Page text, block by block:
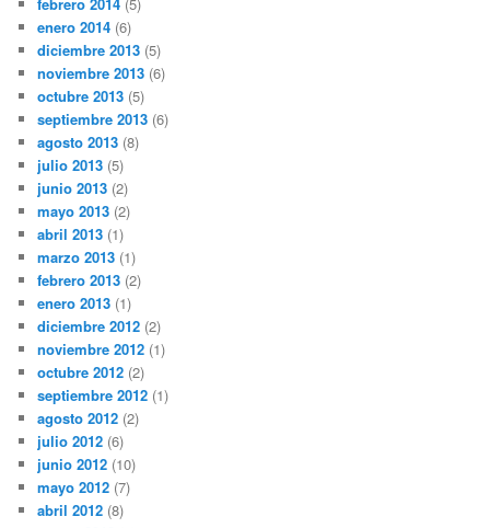
enero 2014 (6)
diciembre 2013 (5)
noviembre 2013 (6)
octubre 2013 (5)
septiembre 2013 (6)
agosto 2013 (8)
julio 2013 (5)
junio 2013 (2)
mayo 2013 (2)
abril 2013 (1)
marzo 2013 (1)
febrero 2013 (2)
enero 2013 (1)
diciembre 2012 (2)
noviembre 2012 (1)
octubre 2012 (2)
septiembre 2012 (1)
agosto 2012 (2)
julio 2012 (6)
junio 2012 (10)
mayo 2012 (7)
abril 2012 (8)